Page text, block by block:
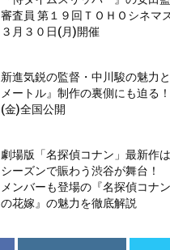
審査員 第１９回ＴＯＨＯシネマ
３月３０日(月)開催
新進気鋭の監督・中川駿の魅力
メートル』制作の裏側にも迫る
(金)全国公開
劇場版「名探偵コナン」最新作
シーズンで賑わう渋谷が舞台！
メンバーも登場の『名探偵コナ
の花嫁』の魅力を徹底解説